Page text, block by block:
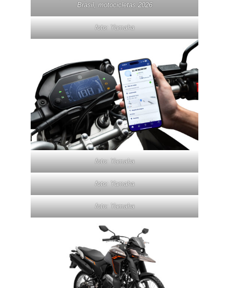
Brasil, motocicletas 2026
foto: Yamaha
foto: Yamaha
foto: Yamaha
foto: Yamaha